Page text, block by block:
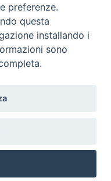
preferenze.
questa
installando i
sono